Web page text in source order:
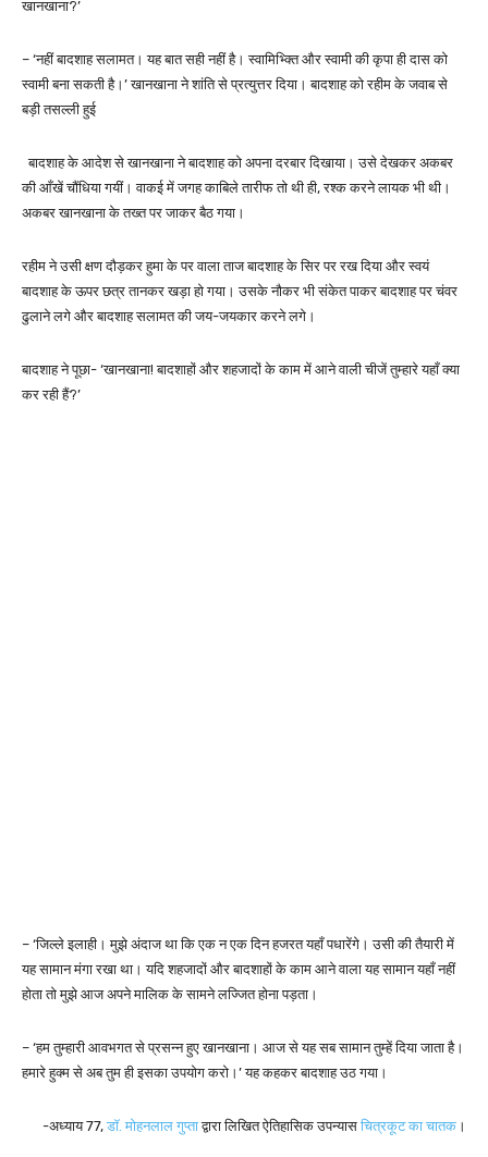
खानखाना?’
– ‘नहीं बादशाह सलामत। यह बात सही नहीं है। स्वामिभ्क्ति और स्वामी की कृपा ही दास को
स्वामी बना सकती है।’ खानखाना ने शांति से प्रत्युत्तर दिया। बादशाह को रहीम के जवाब से
बड़ी तसल्ली हुई
बादशाह के आदेश से खानखाना ने बादशाह को अपना दरबार दिखाया। उसे देखकर अकबर
की आँखें चौंधिया गयीं। वाकई में जगह काबिले तारीफ तो थी ही, रश्क करने लायक भी थी।
अकबर खानखाना के तख्त पर जाकर बैठ गया।
रहीम ने उसी क्षण दौड़कर हुमा के पर वाला ताज बादशाह के सिर पर रख दिया और स्वयं
बादशाह के ऊपर छत्र तानकर खड़ा हो गया। उसके नौकर भी संकेत पाकर बादशाह पर चंवर
ढुलाने लगे और बादशाह सलामत की जय-जयकार करने लगे।
बादशाह ने पूछा- ‘खानखाना! बादशाहों और शहजादों के काम में आने वाली चीजें तुम्हारे यहाँ क्या
कर रही हैं?’
– ‘जिल्ले इलाही। मुझे अंदाज था कि एक न एक दिन हजरत यहाँ पधारेंगे। उसी की तैयारी में
यह सामान मंगा रखा था। यदि शहजादों और बादशाहों के काम आने वाला यह सामान यहाँ नहीं
होता तो मुझे आज अपने मालिक के सामने लज्जित होना पड़ता।
– ‘हम तुम्हारी आवभगत से प्रसन्न हुए खानखाना। आज से यह सब सामान तुम्हें दिया जाता है।
हमारे हुक्म से अब तुम ही इसका उपयोग करो।’ यह कहकर बादशाह उठ गया।
-अध्याय 77, डॉ. मोहनलाल गुप्ताद्वारा लिखित ऐतिहासिक उपन्यास चित्रकूट का चातक ।